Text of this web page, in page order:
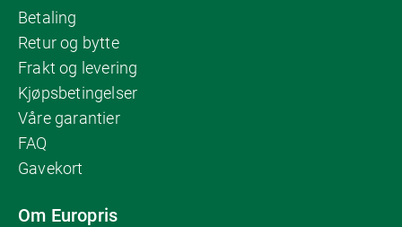
Betaling
Retur og bytte
Frakt og levering
Kjøpsbetingelser
Våre garantier
FAQ
Gavekort
Om Europris